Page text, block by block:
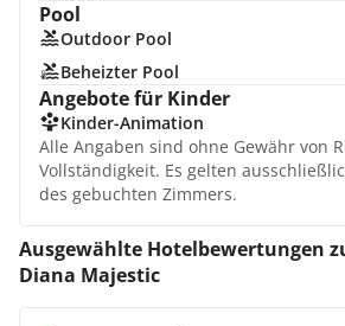
Pool
Outdoor Pool
Beheizter Pool
Angebote für Kinder
Kinder-Animation
Alle Angaben sind ohne Gewähr von
Vollständigkeit. Es gelten
des gebuchten Zimmers.
Ausgewählte Hotelbewertungen
Diana Majestic